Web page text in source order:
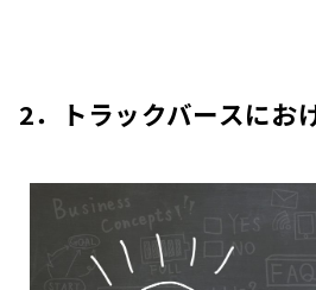
2．トラックバースにお